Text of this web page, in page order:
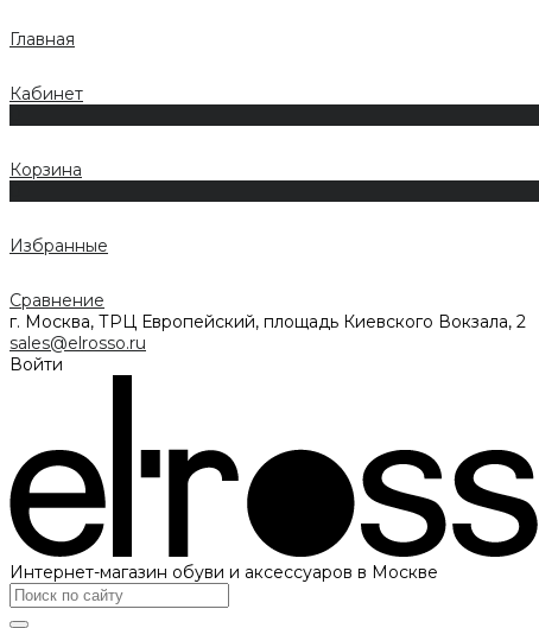
Главная
Кабинет
Корзина
Избранные
Сравнение
г. Москва, ТРЦ Европейский, площадь Киевского Вокзала, 2
sales@elrosso.ru
Войти
Интернет-магазин обуви и аксессуаров в Москве